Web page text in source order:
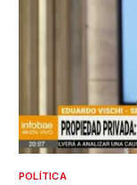
POLÍTICA